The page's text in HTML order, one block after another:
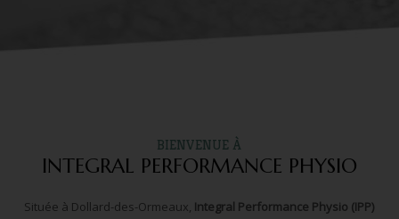
BIENVENUE À
INTEGRAL PERFORMANCE PHYSIO
Située à Dollard-des-Ormeaux, Integral Performance Physio (IPP)